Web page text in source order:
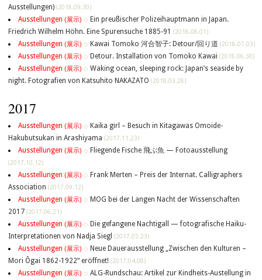
Ausstellungen) (2018.09.30)
Ausstellungen (展示) ◇ Ein preußischer Polizeihauptmann in Japan.
Friedrich Wilhelm Höhn. Eine Spurensuche 1885-91
(2018.08.01)
Ausstellungen (展示) ◇ Kawai Tomoko 河合智子: Detour/回り道 (2018.07.03)
Ausstellungen (展示) ◇ Detour. Installation von Tomoko Kawai (2018.06.30)
Ausstellungen (展示) ◇ Waking ocean, sleeping rock: Japan’s seaside by
night. Fotografien von Katsuhito NAKAZATO (2018.03.28)
2017
Ausstellungen (展示) ◇ Kaika girl – Besuch in Kitagawas Omoide-
Hakubutsukan in Arashiyama (2017.11.23)
Ausstellungen (展示) ◇ Fliegende Fische 飛ぶ魚 — Fotoausstellung
(2017.10.12)
Ausstellungen (展示) ◇ Frank Merten – Preis der Internat. Calligraphers
Association (2017.09.12)
Ausstellungen (展示) ◇ MOG bei der Langen Nacht der Wissenschaften
2017 (2017.06.21)
Ausstellungen (展示) ◇ Die gefangene Nachtigall — fotografische Haiku-
Interpretationen von Nadja Siegl (2017.05.23)
Ausstellungen (展示) ◇ Neue Dauerausstellung „Zwischen den Kulturen –
Mori Ôgai 1862-1922“ eröffnet! (2017.04.08)
Ausstellungen (展示) ◇ ALG-Rundschau: Artikel zur Kindheits-Austellung in